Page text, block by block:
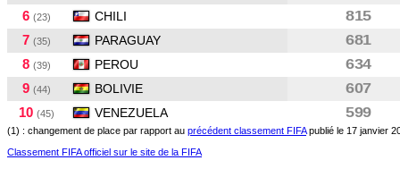
6 (23) CHILI
815
7 (35) PARAGUAY
681
8 (39) PEROU
634
9 (44) BOLIVIE
607
10 (45) VENEZUELA 599
(1) : changement de place par rapport au précédent classement FIFApublié le 17 janvier
Classement FIFA officiel sur le site de la FIFA